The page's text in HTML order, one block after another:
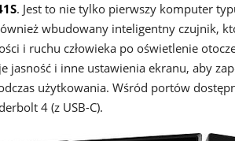
. Jest to nie tylko pierwszy komputer
wbudowany inteligentny czujnik,
i ruchu człowieka po oświetlenie
jasność i inne ustawienia ekranu, aby
użytkowania. Wśród portów
4 (z USB-C).